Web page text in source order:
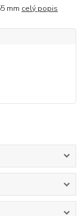
mm celý popis